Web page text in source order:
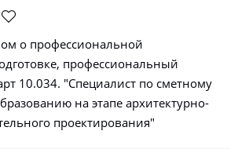
о профессиональной
профессиональный
10.034. "Специалист по сметному
на этапе архитектурно-
проектирования"